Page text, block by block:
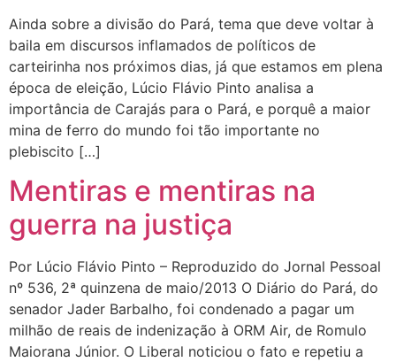
Ainda sobre a divisão do Pará, tema que deve voltar à
baila em discursos inflamados de políticos de
carteirinha nos próximos dias, já que estamos em plena
época de eleição, Lúcio Flávio Pinto analisa a
importância de Carajás para o Pará, e porquê a maior
mina de ferro do mundo foi tão importante no
plebiscito […]
Mentiras e mentiras na
guerra na justiça
Por Lúcio Flávio Pinto – Reproduzido do Jornal Pessoal
nº 536, 2ª quinzena de maio/2013 O Diário do Pará, do
senador Jader Barbalho, foi condenado a pagar um
milhão de reais de indenização à ORM Air, de Romulo
Maiorana Júnior. O Liberal noticiou o fato e repetiu a